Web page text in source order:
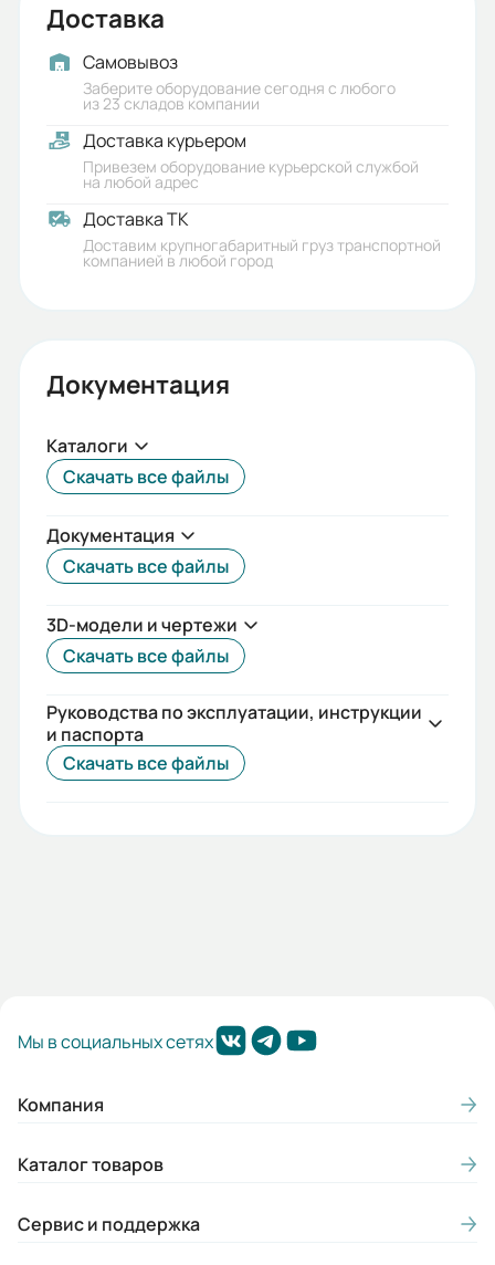
Доставка
Самовывоз
Заберите оборудование сегодня с любого
из 23 складов компании
Доставка курьером
Привезем оборудование курьерской службой
на любой адрес
Доставка ТК
Доставим крупногабаритный груз транспортной
компанией в любой город
Документация
Каталоги
Скачать все файлы
Документация
Скачать все файлы
3D-модели и чертежи
Скачать все файлы
Руководства по эксплуатации, инструкции
и паспорта
Скачать все файлы
Мы в социальных сетях
Компания
Каталог товаров
Сервис и поддержка